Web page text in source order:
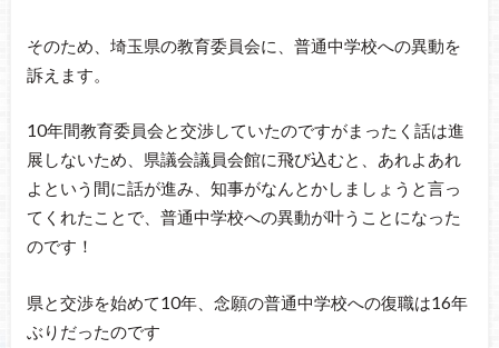
そのため、埼玉県の教育委員会に、普通中学校への異動を
訴えます。
10年間教育委員会と交渉していたのですがまったく話は進
展しないため、県議会議員会館に飛び込むと、あれよあれ
よという間に話が進み、知事がなんとかしましょうと言っ
てくれたことで、普通中学校への異動が叶うことになった
のです！
県と交渉を始めて10年、念願の普通中学校への復職は16年
ぶりだったのです